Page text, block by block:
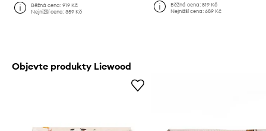
Běžná cena:919 Kč
Nejnižší cena:359 Kč
Běžná cena: 819 Kč
Nejnižší cena: 689 Kč
Objevte produkty Liewood